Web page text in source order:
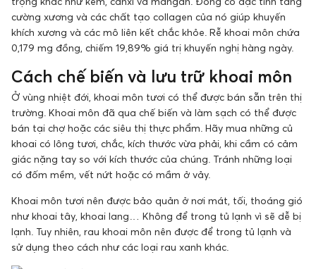
cường xương và các chất tạo collagen của nó giúp khuyến
khích xương và các mô liên kết chắc khỏe. Rễ khoai môn chứa
0,179 mg đồng, chiếm 19,89% giá trị khuyến nghị hàng ngày.
Cách chế biến và lưu trữ khoai môn
Ở vùng nhiệt đới, khoai môn tươi có thể được bán sẵn trên thị
trường. Khoai môn đã qua chế biến và làm sạch có thể được
bán tại chợ hoặc các siêu thị thực phẩm. Hãy mua những củ
khoai có lông tươi, chắc, kích thước vừa phải, khi cầm có cảm
giác nặng tay so với kích thước của chúng. Tránh những loại
có đốm mềm, vết nứt hoặc có mầm ở vảy.
Khoai môn tươi nên được bảo quản ở nơi mát, tối, thoáng gió
như khoai tây, khoai lang… Không để trong tủ lạnh vì sẽ dễ bị
lạnh. Tuy nhiên, rau khoai môn nên được để trong tủ lạnh và
sử dụng theo cách như các loại rau xanh khác.